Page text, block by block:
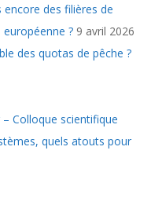
encore des filières de
? 9 avril 2026
des quotas de pêche ?
Colloque scientifique
quels atouts pour